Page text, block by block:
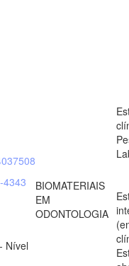
4343
Nível
BIOMATERIAIS
EM
ODONTOLOGIA